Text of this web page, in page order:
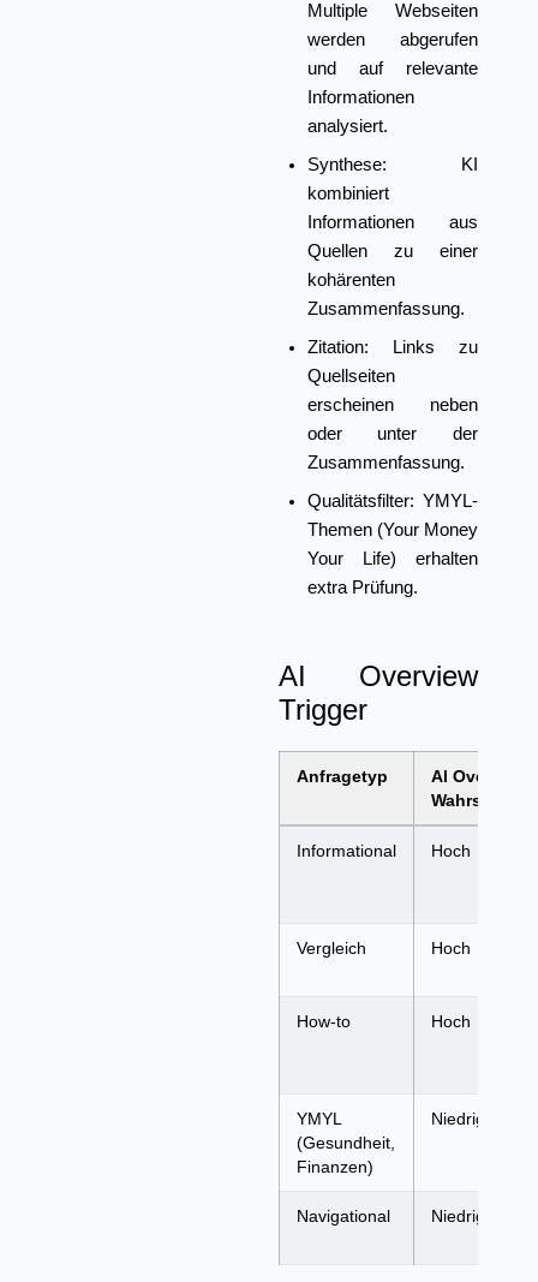
Multiple Webseiten
werden abgerufen
und auf relevante
Informationen
analysiert.
Synthese: KI
kombiniert
Informationen aus
Quellen zu einer
kohärenten
Zusammenfassung.
Zitation: Links zu
Quellseiten
erscheinen neben
oder unter der
Zusammenfassung.
Qualitätsfilter: YMYL-
Themen (Your Money
Your Life) erhalten
extra Prüfung.
AI Overview
Trigger
Anfragetyp
AI Overview
Informational Hoch
Vergleich Hoch
How-to Hoch
YMYL
(Gesundheit,
Finanzen)
Niedriger/
Navigational Niedrig